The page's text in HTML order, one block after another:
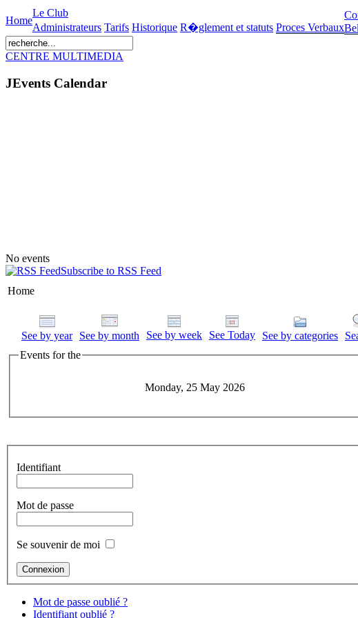
Home
Le Club
Administrateurs Tarifs Historique R�glement et statuts Proces Verbaux
CENTRE MULTIMEDIA
JEvents Calendar
No events
Subscribe to RSS Feed
Home
See by year See by month See by week See Today See by categories
Events for the
Monday, 25 May 2026
Identifiant
Mot de passe
Se souvenir de moi
Mot de passe oublié ?
Identifiant oublié ?